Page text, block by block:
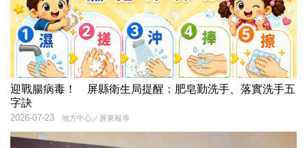
迎戰腸病毒！ 屏縣衛生局提醒：肥皂勤洗手、落實洗手五
字訣
地方中心／屏東報導
2026-07-23